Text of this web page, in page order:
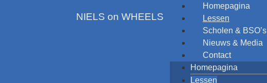
NIELS on WHEELS​
Homepagina
Lessen
Scholen & BSO’s
Nieuws & Media
Contact
Homepagina
Lessen